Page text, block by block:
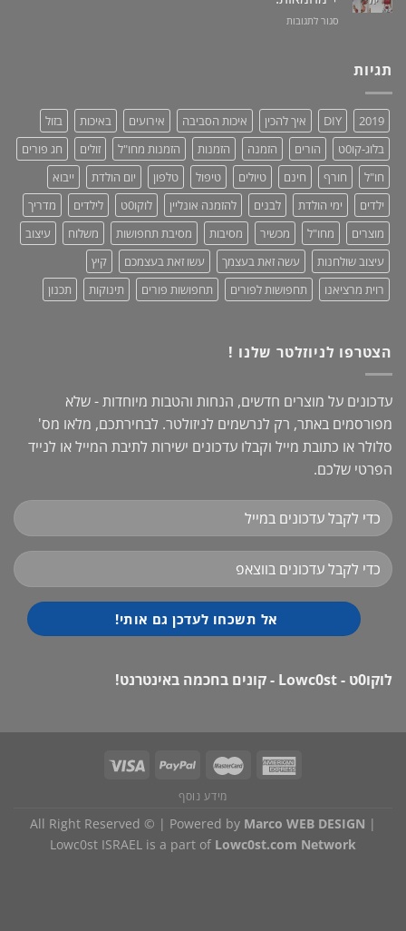
ומציל
חיים!
לאוזניות
–סגור לתגובות
2019:
נוחות,
אופנתיות
+
מחמאות!
תגיות
2019
DIY איך להכין איכות הסביבה אירועים באיכות
בזול
בלוג-קו0ט
הורים הזמנה הזמנות הזמנות מחו"ל זולים
חג פורים
חו"ל
חורף חינם טיולים טיפול טלפון יום הולדת
ייבוא
ילדים
ימי הולדת לבנים להזמנה אונליין לוקו0ט לילדים
מדריך
מוצרים
מחו"ל מכשיר מסיבות מסיבת תחפושות משלוח
עיצוב
עיצוב שולחנות
עשה זאת בעצמך עשו זאת בעצמכם
קיץ
רוית מרציאנו
תחפושות לפורים תחפושות פורים תינוקות תכנון
הצטרפו לניוזלטר שלנו !
עדכונים על מוצרים חדשים, הנחות והטבות מיוחדות - שלא
מפורסמים באתר, רק לנרשמים לניזולטר. לבחירתכם, מלאו מס'
סלולר או כתובת מייל וקבלו עדכונים ישירות לתיבת המייל או לנייד
הפרטי שלכם.
לוקו0ט - Lowc0st - קונים בחכמה באינטרנט!
מידע נוסף
All Right Reserved © | Powered by Marco WEB DESIGN |
Lowc0st ISRAEL is a part of Lowc0st.com Network